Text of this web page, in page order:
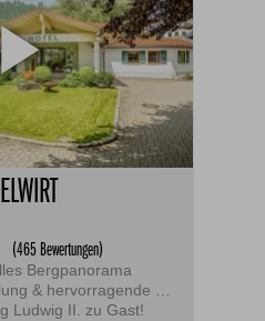
(465 Bewertungen)
Bergpanorama
alpine Wellnessabteilung & hervorragende Küche
Ludwig II. zu Gast!